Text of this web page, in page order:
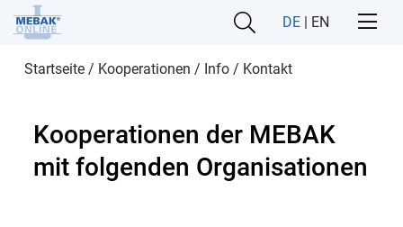
DE | EN
Startseite / Kooperationen / Info / Kontakt
Kooperationen der MEBAK
mit folgenden Organisationen